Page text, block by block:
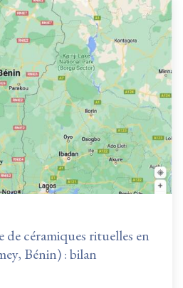
céramiques rituelles en
Bénin) : bilan